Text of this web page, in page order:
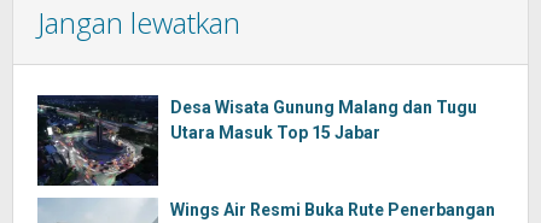
Jangan lewatkan
Desa Wisata Gunung Malang dan Tugu
Utara Masuk Top 15 Jabar
Wings Air Resmi Buka Rute Penerbangan